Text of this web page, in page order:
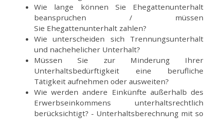
Wie lange können Sie Ehegattenunterhalt
beanspruchen / müssen
Sie Ehegattenunterhalt zahlen?
Wie unterscheiden sich Trennungsunterhalt
und nachehelicher Unterhalt?
Müssen Sie zur Minderung Ihrer
Unterhaltsbedürftigkeit eine berufliche
Tätigkeit aufnehmen oder ausweiten?
Wie werden andere Einkünfte außerhalb des
Erwerbseinkommens unterhaltsrechtlich
berücksichtigt? - Unterhaltsberechnung mit so